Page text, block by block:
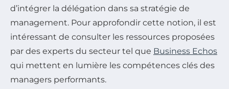
d’intégrer la délégation dans sa stratégie de
management. Pour approfondir cette notion, il est
intéressant de consulter les ressources proposées
par des experts du secteur tel que Business Echos
qui mettent en lumière les compétences clés des
managers performants.